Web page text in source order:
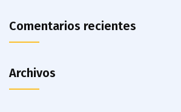
Comentarios recientes
Archivos